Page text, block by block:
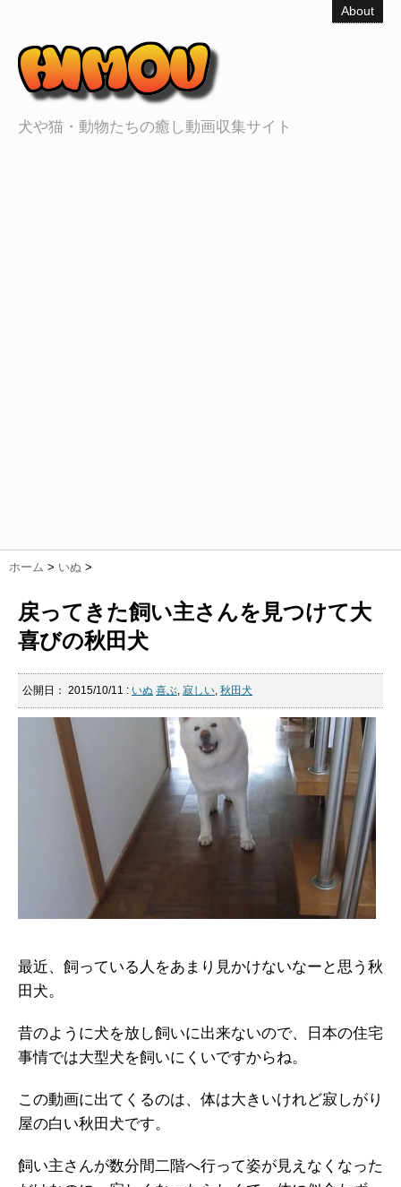
About
犬や猫・動物たちの癒し動画収集サイト
ホーム > いぬ >
戻ってきた飼い主さんを見つけて大
喜びの秋田犬
公開日： 2015/10/11 : いぬ 喜ぶ, 寂しい, 秋田犬
最近、飼っている人をあまり見かけないなーと思う秋
田犬。
昔のように犬を放し飼いに出来ないので、日本の住宅
事情では大型犬を飼いにくいですからね。
この動画に出てくるのは、体は大きいけれど寂しがり
屋の白い秋田犬です。
飼い主さんが数分間二階へ行って姿が見えなくなった